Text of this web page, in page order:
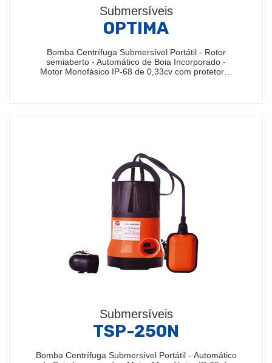
Submersíveis
OPTIMA
Bomba Centrífuga Submersível Portátil - Rotor
semiaberto - Automático de Boia Incorporado -
Motor Monofásico IP-68 de 0,33cv com protetor…
Submersíveis
TSP-250N
Bomba Centrífuga Submersível Portátil - Automático